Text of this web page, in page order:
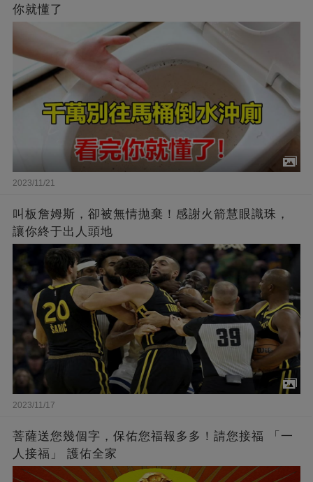
你就懂了
2023/11/21
叫板詹姆斯，卻被無情拋棄！感謝火箭慧眼識珠，
讓你終于出人頭地
2023/11/17
菩薩送您幾個字，保佑您福報多多！請您接福 「一
人接福」 護佑全家